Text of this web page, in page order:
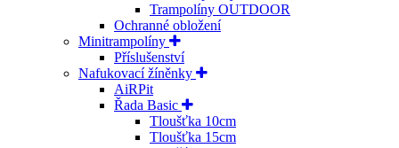
Trampolíny OUTDOOR
Ochranné obložení
Minitrampolíny
Příslušenství
Nafukovací žíněnky
AiRPit
Řada Basic
Tloušťka 10cm
Tloušťka 15cm